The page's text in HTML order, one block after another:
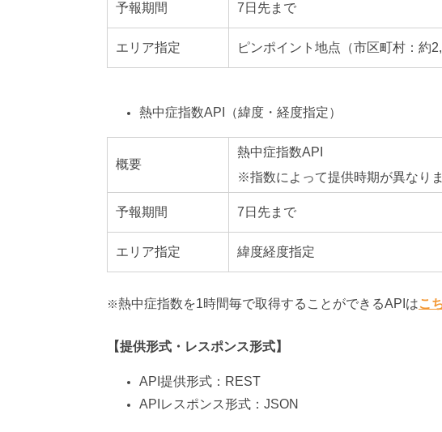
予報期間 7日先まで
エリア指定 ピンポイント地点（市区町村：
熱中症指数API（緯度・経度指定）
概要
熱中症指数API
※指数によって提供時期が異なり
予報期間 7日先まで
エリア指定 緯度経度指定
※熱中症指数を1時間毎で取得することができるAPIはこ
【提供形式・レスポンス形式】
API提供形式：REST
APIレスポンス形式：JSON